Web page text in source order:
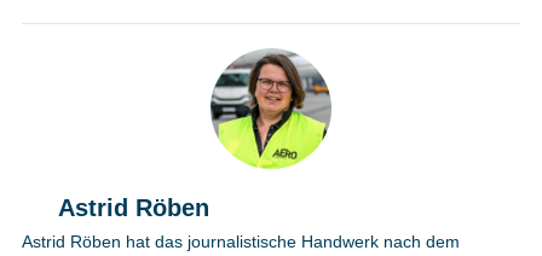
Astrid Röben
Astrid Röben hat das journalistische Handwerk nach dem